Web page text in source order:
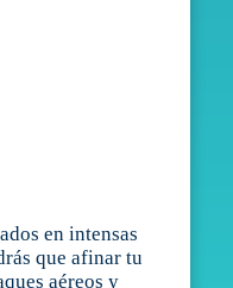
en intensas
que afinar tu
aéreos y